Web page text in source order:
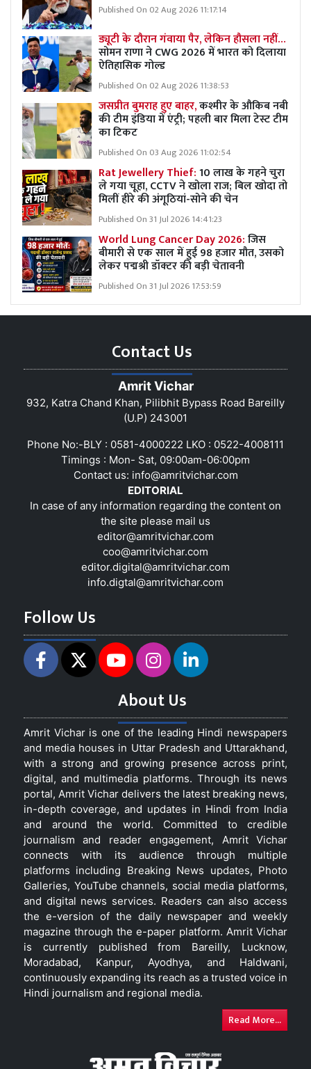
Published On 02 Aug 2026 11:17:14
ड्यूटी के दौरान गंवाया पैर, लेकिन हौसला नहीं…
सोमन राणा ने CWG 2026 में भारत को दिलाया
ऐतिहासिक गोल्ड
Published On 02 Aug 2026 11:38:53
जसप्रीत बुमराह हुए बाहर,कश्मीर के औकिब नबी
की टीम इंडिया में एंट्री; पहली बार मिला टेस्ट टीम
का टिकट
Published On 03 Aug 2026 11:02:54
Rat Jewellery Thief:10 लाख के गहने चुरा
ले गया चूहा, CCTV ने खोला राज; बिल खोदा तो
मिलीं हीरे की अंगूठियां-सोने की चेन
Published On 31 Jul 2026 14:41:23
World Lung Cancer Day 2026:जिस
बीमारी से एक साल में हुई 98 हजार मौत, उसको
लेकर पद्मश्री डॉक्टर की बड़ी चेतावनी
Published On 31 Jul 2026 17:53:59
Contact Us
Amrit Vichar
932, Katra Chand Khan, Pilibhit Bypass Road Bareilly
(U.P) 243001
Phone No:-BLY : 0581-4000222 LKO : 0522-4008111
Timings : Mon- Sat, 09:00am-06:00pm
Contact us: info@amritvichar.com
EDITORIAL
In case of any information regarding the content on
the site please mail us
editor@amritvichar.com
coo@amritvichar.com
editor.digital@amritvichar.com
info.digtal@amritvichar.com
Follow Us
About Us
Amrit Vichar is one of the leading Hindi newspapers
and media houses in Uttar Pradesh and Uttarakhand,
with a strong and growing presence across print,
digital, and multimedia platforms. Through its news
portal, Amrit Vichar delivers the latest breaking news,
in-depth coverage, and updates in Hindi from India
and around the world. Committed to credible
journalism and reader engagement, Amrit Vichar
connects with its audience through multiple
platforms including Breaking News updates, Photo
Galleries, YouTube channels, social media platforms,
and digital news services. Readers can also access
the e-version of the daily newspaper and weekly
magazine through the e-paper platform. Amrit Vichar
is currently published from Bareilly, Lucknow,
Moradabad, Kanpur, Ayodhya, and Haldwani,
continuously expanding its reach as a trusted voice in
Hindi journalism and regional media.
Read More...